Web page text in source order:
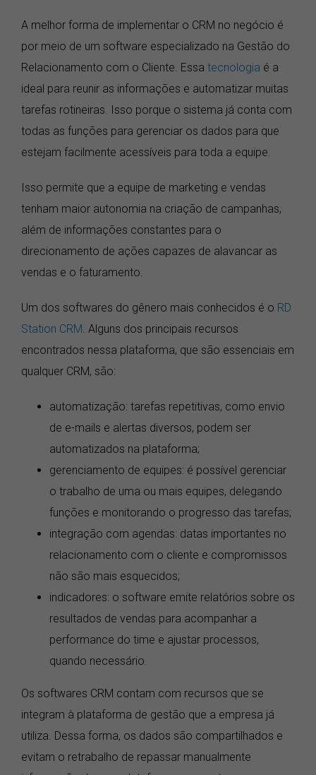
A melhor forma de implementar o CRM no negócio é
por meio de um software especializado na Gestão do
Relacionamento com o Cliente. Essa tecnologia é a
ideal para reunir as informações e automatizar muitas
tarefas rotineiras. Isso porque o sistema já conta com
todas as funções para gerenciar os dados para que
estejam facilmente acessíveis para toda a equipe.
Isso permite que a equipe de marketing e vendas
tenham maior autonomia na criação de campanhas,
além de informações constantes para o
direcionamento de ações capazes de alavancar as
vendas e o faturamento.
Um dos softwares do gênero mais conhecidos é o RD
Station CRM. Alguns dos principais recursos
encontrados nessa plataforma, que são essenciais em
qualquer CRM, são:
automatização: tarefas repetitivas, como envio
de e-mails e alertas diversos, podem ser
automatizados na plataforma;
gerenciamento de equipes: é possível gerenciar
o trabalho de uma ou mais equipes, delegando
funções e monitorando o progresso das tarefas;
integração com agendas: datas importantes no
relacionamento com o cliente e compromissos
não são mais esquecidos;
indicadores: o software emite relatórios sobre os
resultados de vendas para acompanhar a
performance do time e ajustar processos,
quando necessário.
Os softwares CRM contam com recursos que se
integram à plataforma de gestão que a empresa já
utiliza. Dessa forma, os dados são compartilhados e
evitam o retrabalho de repassar manualmente